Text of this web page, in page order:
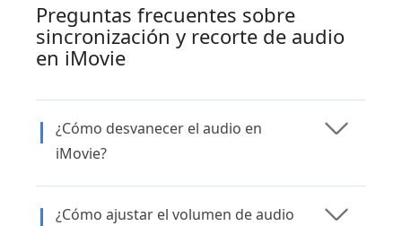
Preguntas frecuentes sobre
sincronización y recorte de audio
en iMovie
¿Cómo desvanecer el audio en
iMovie?
¿Cómo ajustar el volumen de audio